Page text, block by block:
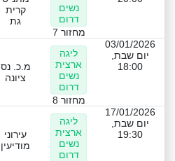
נשים
דרום
מחזור 7
קרית
גת
03/01/2026
יום שבת,
18:00
ליגה
ארצית
נשים
דרום
מחזור 8
מ.כ. נס
ציונה
17/01/2026
יום שבת,
19:30
ליגה
ארצית
נשים
דרום
עירוני
מודיעין